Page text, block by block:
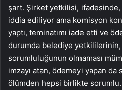
şart. Şirket yetkilisi, ifadesinde,
iddia ediliyor ama komisyon
yaptı, teminatımı iade etti ve
durumda belediye yetkililerinin,
sorumluluğunun olmaması
imzayı atan, ödemeyi yapan da
ölümden hepsi birlikte